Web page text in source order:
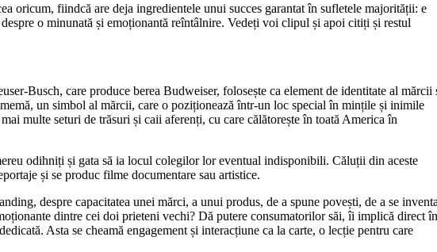
oricum, fiindcă are deja ingredientele unui succes garantat în sufletele majorității: e
o minunată și emoționantă reîntâlnire. Vedeți voi clipul și apoi citiți și restul
Busch, care produce berea Budweiser, folosește ca element de identitate al mărcii
un simbol al mărcii, care o poziționează într-un loc special în mințile și inimile
multe seturi de trăsuri și caii aferenți, cu care călătorește în toată America în
odihniți și gata să ia locul colegilor lor eventual indisponibili. Căluții din aceste
și se produc filme documentare sau artistice.
despre capacitatea unei mărci, a unui produs, de a spune povești, de a se
dintre cei doi prieteni vechi? Dă putere consumatorilor săi, îi implică direct în
Asta se cheamă engagement și interacțiune ca la carte, o lecție pentru care